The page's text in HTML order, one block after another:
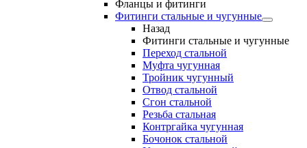
Фланцы и фитинги
Фитинги стальные и чугунные
Назад
Фитинги стальные и чугунные
Переход стальной
Муфта чугунная
Тройник чугунный
Отвод стальной
Сгон стальной
Резьба стальная
Контргайка чугунная
Бочонок стальной